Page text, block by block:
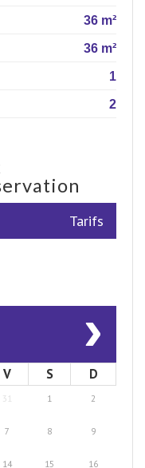
36 m²
36 m²
1
2
Tarifs
›
V S D
31 1 2
7 8 9
14 15 16